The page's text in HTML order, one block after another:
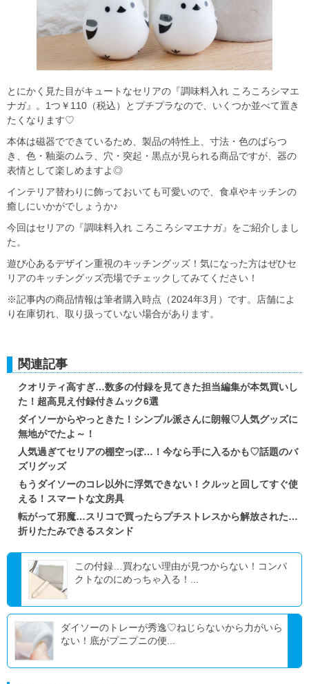
とにかく見た目がキュートなセリアの『調味料入れ ころころシマエ
ナガ』。1つ￥110（税込）とプチプラなので、いくつか並べて置き
たくなります♡
本体は磁器でできているため、製品の特性上、寸法・色のばらつ
き、色・釉薬のムラ、穴・突起・黒点が見られる商品ですが、器の
表情として楽しめますよ◎
インテリア替わりに飾っておいても可愛いので、食卓やキッチンの
癒しにいかがでしょうか♪
今回はセリアの『調味料入れ ころころシマエナガ』をご紹介しまし
た。
遊び心あるデザイン重視のキッチングッズ！気になった方はぜひセ
リアのキッチングッズ売場でチェックしてみてください！
※記事内の商品情報は筆者購入時点（2024年3月）です。店舗によ
り在庫切れ、取り扱っていない場合があります。
関連記事
クオリティ高すぎ…数多の付録を見てきた担当編集が本気買いし
た！超高見え付録付きムック6選
ダイソーからやっときた！シンプル派さんに朗報♡人気グッズに
無地がでたよ～！
人気過ぎてセリアの棚空っぽ…！今なら手に入るかも♡話題のバ
ズリグッズ
もうダイソーのコレ以外に浮気できない！クルッと回してすぐ使
える！スマートな文房具
転がって邪魔…スリコで買ったらプチストレスから解放された…
折りたたみできるスタンド
この付録…買わない理由が見つからない！コンパ
クトなのにめっちゃ入る！...
ダイソーのトレーが秀逸♡ねじらないから力がいら
ない！底がプニプニの便...